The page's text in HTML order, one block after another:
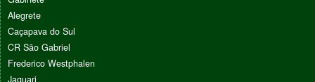
Alegrete
Caçapava do Sul
CR São Gabriel
Frederico Westphalen
Jaguari